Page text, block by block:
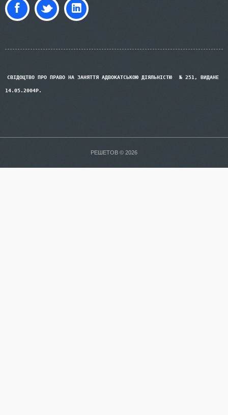
СВІДОЦТВО ПРО ПРАВО НА ЗАНЯТТЯ АДВОКАТСЬКОЮ ДІЯЛЬНІСТЮ № 251, ВИДАНЕ
14.05.2004Р.
РЕШЕТОВ © 2026